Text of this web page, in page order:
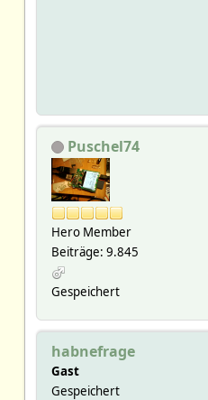
Puschel74
Hero Member
Beiträge: 9.845
Gespeichert
habnefrage
Gast
Gespeichert